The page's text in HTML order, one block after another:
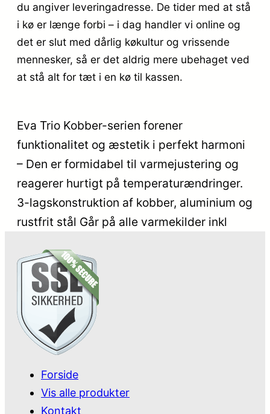
du angiver leveringadresse. De tider med at stå
i kø er længe forbi – i dag handler vi online og
det er slut med dårlig køkultur og vrissende
mennesker, så er det aldrig mere ubehaget ved
at stå alt for tæt i en kø til kassen.
Eva Trio Kobber-serien forener
funktionalitet og æstetik i perfekt harmoni
– Den er formidabel til varmejustering og
reagerer hurtigt på temperaturændringer.
3-lagskonstruktion af kobber, aluminium og
rustfrit stål Går på alle varmekilder inkl
Forside
Vis alle produkter
Kontakt